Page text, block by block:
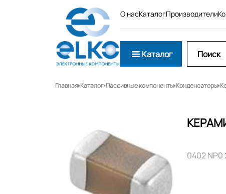
О насКаталогПроизводители
Каталог
Главная Каталог Пассивные компоненты Конденсаторы
0402 NP0